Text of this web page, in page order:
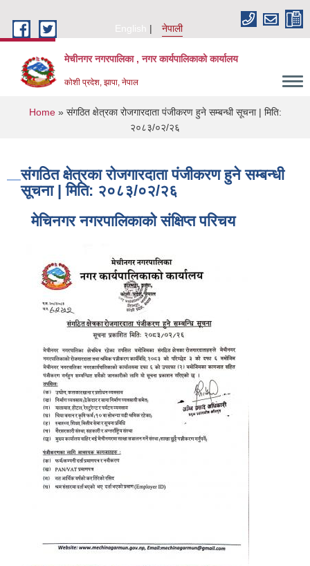
English
नेपाली
मेचीनगर नगरपालिका , नगर कार्यपालिकाको कार्यालय
कोशी प्रदेश, झापा, नेपाल
You are here
Home» संगठित क्षेत्रका रोजगारदाता पंजीकरण हुने सम्बन्धी सूचना | मिति:
२०८३/०२/२६
संगठित क्षेत्रका रोजगारदाता पंजीकरण हुने सम्बन्धी
सूचना | मिति: २०८३/०२/२६
मेचिनगर नगरपालिकाको संक्षिप्‍त परिचय